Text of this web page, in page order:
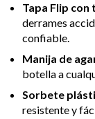
Tapa Flip
derrames
confiable.
Manija de
botella a
Sorbete
resistente y